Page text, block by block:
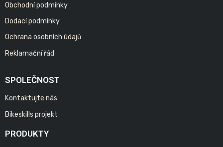
Obchodní podmínky
Dodací podmínky
Ochrana osobních údajů
Reklamační řád
SPOLEČNOST
Kontaktujte nás
Bikeskills projekt
PRODUKTY